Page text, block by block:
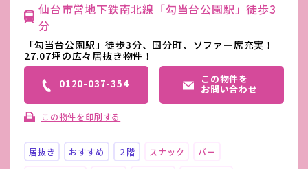
仙台市営地下鉄南北線「勾当台公園駅」徒歩3
分
「勾当台公園駅」徒歩3分、国分町、ソファー席充実！
27.07坪の広々居抜き物件！
0120-037-354 この物件を
お問い合わせ
この物件を印刷する
居抜き おすすめ ２階 スナック バー